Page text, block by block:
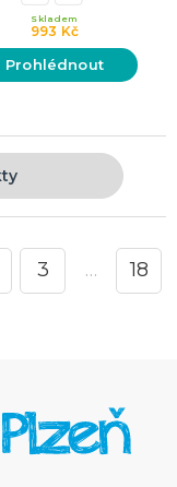
993 Kč
Skladem
Prohlédnout
3 … 18